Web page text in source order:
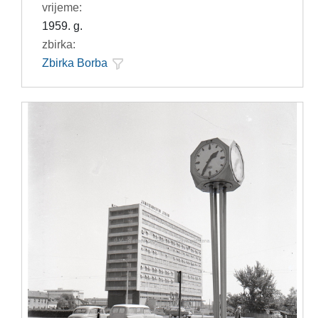
vrijeme:
1959. g.
zbirka:
Zbirka Borba